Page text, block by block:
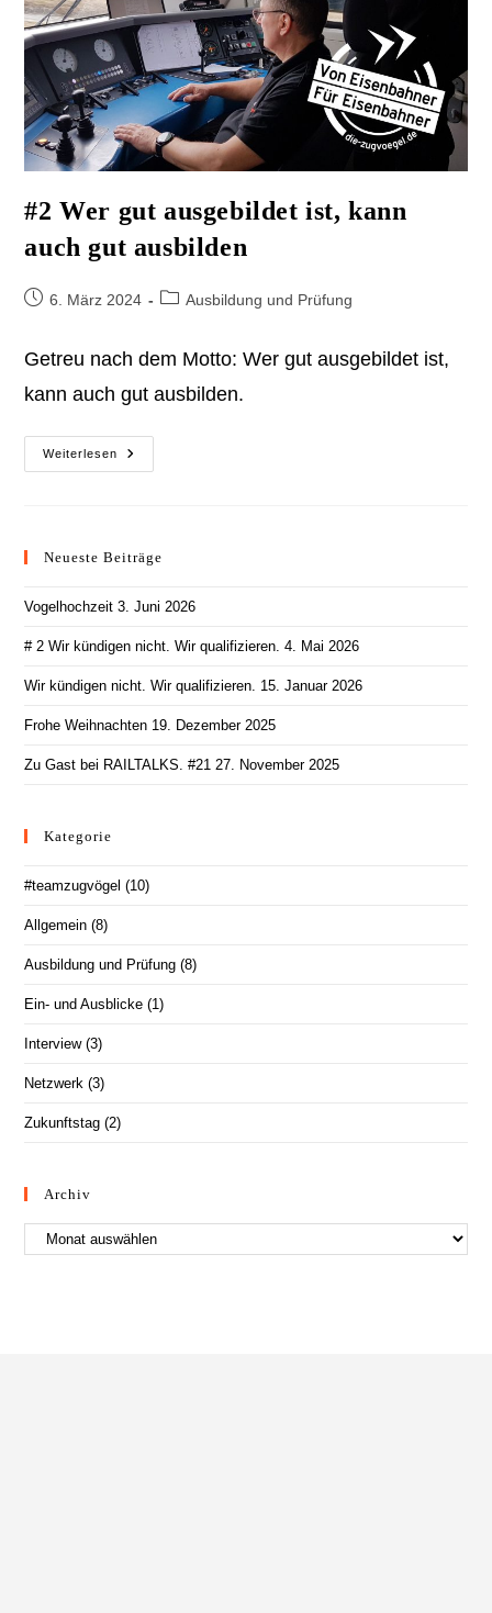
#2 Wer gut ausgebildet ist, kann
auch gut ausbilden
Beitrag6. März 2024
Beitrags-
Ausbildung und Prüfung
Getreu nach dem Motto: Wer gut ausgebildet ist,
kann auch gut ausbilden.
Weiterlesen
#2
Wer
Gut
Neueste Beiträge
Vogelhochzeit 3. Juni 2026
# 2 Wir kündigen nicht. Wir qualifizieren. 4. Mai 2026
Wir kündigen nicht. Wir qualifizieren. 15. Januar 2026
Frohe Weihnachten 19. Dezember 2025
Zu Gast bei RAILTALKS. #21 27. November 2025
Kategorie
#teamzugvögel (10)
Allgemein (8)
Ausbildung und Prüfung (8)
Ein- und Ausblicke (1)
Interview (3)
Netzwerk (3)
Zukunftstag (2)
Archiv
Archiv